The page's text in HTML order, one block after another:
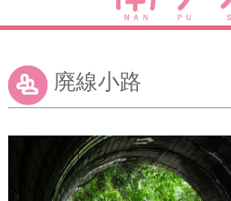
廃線小路